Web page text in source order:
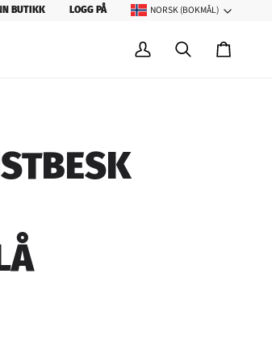
BUTIKK LOGG PÅ SPRÅK
NORSK (BOKMÅL)
Min
Søk